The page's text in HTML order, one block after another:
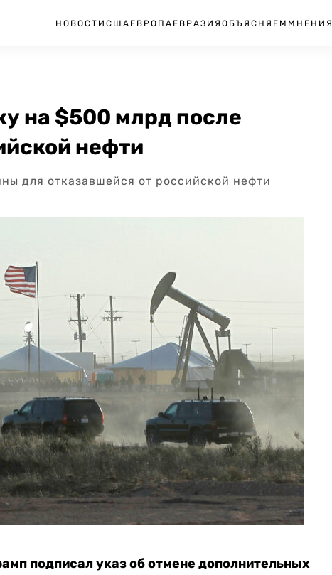
НОВОСТИ США ЕВРОПА ЕВРАЗИЯ ОБЪЯСНЯЕМ МНЕНИЯ
на $500 млрд после
нефти
для отказавшейся от российской нефти
подписал указ об отмене дополнительных